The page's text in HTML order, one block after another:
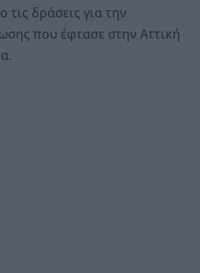
τις δράσεις για την
που έφτασε στην Αττική